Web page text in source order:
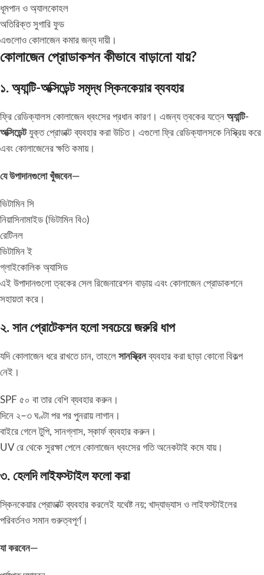
ধূমপান ও অ্যালকোহল
অতিরিক্ত সুগারি ফুড
এগুলোও কোলাজেন কমার জন্য দায়ী।
কোলাজেন প্রোডাকশন কীভাবে বাড়ানো যায়?
১. অ্যান্টি-অক্সিডেন্ট সমৃদ্ধ স্কিনকেয়ার ব্যবহার
ফ্রি রেডিক্যালস কোলাজেন ধ্বংসের প্রধান কারণ। এজন্য ত্বকের যত্নে অ্যান্টি-
অক্সিডেন্টযুক্ত প্রোডাক্ট ব্যবহার করা উচিত। এগুলো ফ্রি রেডিক্যালসকে নিস্ক্রিয় করে
এবং কোলাজেনের ক্ষতি কমায়।
যে উপাদানগুলো খুঁজবেন—
ভিটামিন সি
নিয়াসিনামাইড (ভিটামিন বি৩)
রেটিনল
ভিটামিন ই
গ্লাইকোলিক অ্যাসিড
এই উপাদানগুলো ত্বকের সেল রিজেনারেশন বাড়ায় এবং কোলাজেন প্রোডাকশনে
সহায়তা করে।
২. সান প্রোটেকশন হলো সবচেয়ে জরুরি ধাপ
যদি কোলাজেন ধরে রাখতে চান, তাহলে সানস্ক্রিনব্যবহার করা ছাড়া কোনো বিকল্প
নেই।
SPF ৫০ বা তার বেশি ব্যবহার করুন।
দিনে ২–৩ ঘণ্টা পর পর পুনরায় লাগান।
বাইরে গেলে টুপি, সানগ্লাস, স্কার্ফ ব্যবহার করুন।
UV রে থেকে সুরক্ষা পেলে কোলাজেন ধ্বংসের গতি অনেকটাই কমে যায়।
৩. হেলদি লাইফস্টাইল ফলো করা
স্কিনকেয়ার প্রোডাক্ট ব্যবহার করলেই যথেষ্ট নয়; খাদ্যাভ্যাস ও লাইফস্টাইলের
পরিবর্তনও সমান গুরুত্বপূর্ণ।
যা করবেন—